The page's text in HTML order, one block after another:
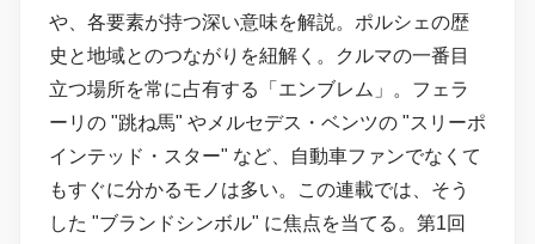
や、各要素が持つ深い意味を解説。ポルシェの歴
史と地域とのつながりを紐解く。クルマの一番目
立つ場所を常に占有する「エンブレム」。フェラ
ーリの "跳ね馬" やメルセデス・ベンツの "スリーポ
インテッド・スター" など、自動車ファンでなくて
もすぐに分かるモノは多い。この連載では、そう
した "ブランドシンボル" に焦点を当てる。第1回